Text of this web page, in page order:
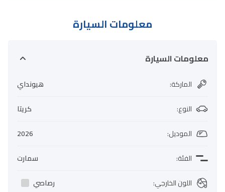
معلومات السيارة
معلومات السيارة
الماركة:
هيونداي
النوع:
كريتا
الموديل:
2026
الفئة:
سمارت
اللون الخارجي:
رصاصي